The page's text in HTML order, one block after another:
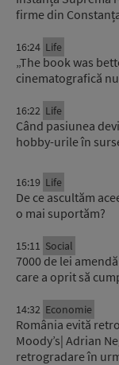
firme din
16:24 Life
„The book was
cinematografică
16:22 Life
Când pasiunea
hobby-urile în
16:19 Life
De ce ascultăm
o mai suportăm?
15:11 Social
7000 de lei
care a oprit să
14:32 Economie
România evită
Moody’s| Adrian
retrogradare în